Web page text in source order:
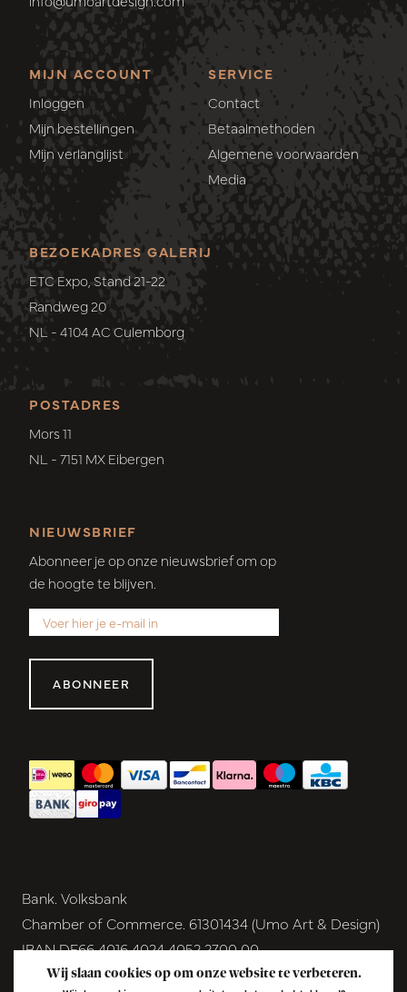
MIJN ACCOUNT
Inloggen
Mijn bestellingen
Mijn verlanglijst
SERVICE
Contact
Betaalmethoden
Algemene voorwaarden
Media
POSTADRES
Mors 11
NL - 7151 MX Eibergen
BEZOEKADRES GALERIJ
ETC Expo, Stand 21-22
Randweg 20
NL - 4104 AC Culemborg
NIEUWSBRIEF
Abonneer je op onze nieuwsbrief om op
de hoogte te blijven.
ABONNEER
Bank. Volksbank
Chamber of Commerce. 61301434 (Umo Art & Design)
IBAN DE66 4016 4024 4052 2700 00
BIC GENODEM1GRN
Wij slaan cookies op om onze website te verbeteren.